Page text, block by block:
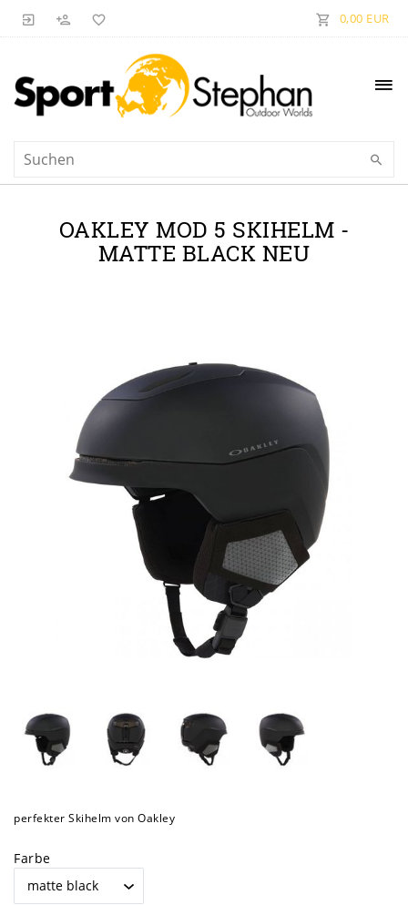
0,00 EUR
OAKLEY MOD 5 SKIHELM -
MATTE BLACK NEU
perfekter Skihelm von Oakley
Farbe